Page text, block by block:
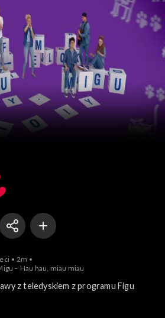
2m
– Hau hau, miau miau
z teledyskiem z programu Figu